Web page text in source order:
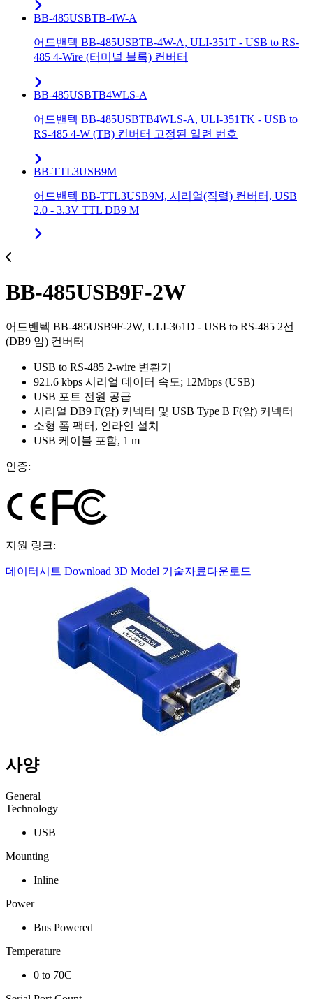
BB-485USBTB-4W-A
어드밴텍 BB-485USBTB-4W-A, ULI-351T - USB to RS-
485 4-Wire (터미널 블록) 컨버터
BB-485USBTB4WLS-A
어드밴텍 BB-485USBTB4WLS-A, ULI-351TK - USB to
RS-485 4-W (TB) 컨버터 고정된 일련 번호
BB-TTL3USB9M
어드밴텍 BB-TTL3USB9M, 시리얼(직렬) 컨버터, USB
2.0 - 3.3V TTL DB9 M
BB-485USB9F-2W
어드밴텍 BB-485USB9F-2W, ULI-361D - USB to RS-485 2선
(DB9 암) 컨버터
USB to RS-485 2-wire 변환기
921.6 kbps 시리얼 데이터 속도; 12Mbps (USB)
USB 포트 전원 공급
시리얼 DB9 F(암) 커넥터 및 USB Type B F(암) 커넥터
소형 폼 팩터, 인라인 설치
USB 케이블 포함, 1 m
인증:
지원 링크:
데이터시트 Download 3D Model 기술자료다운로드
사양
General
Technology
USB
Mounting
Inline
Power
Bus Powered
Temperature
0 to 70C